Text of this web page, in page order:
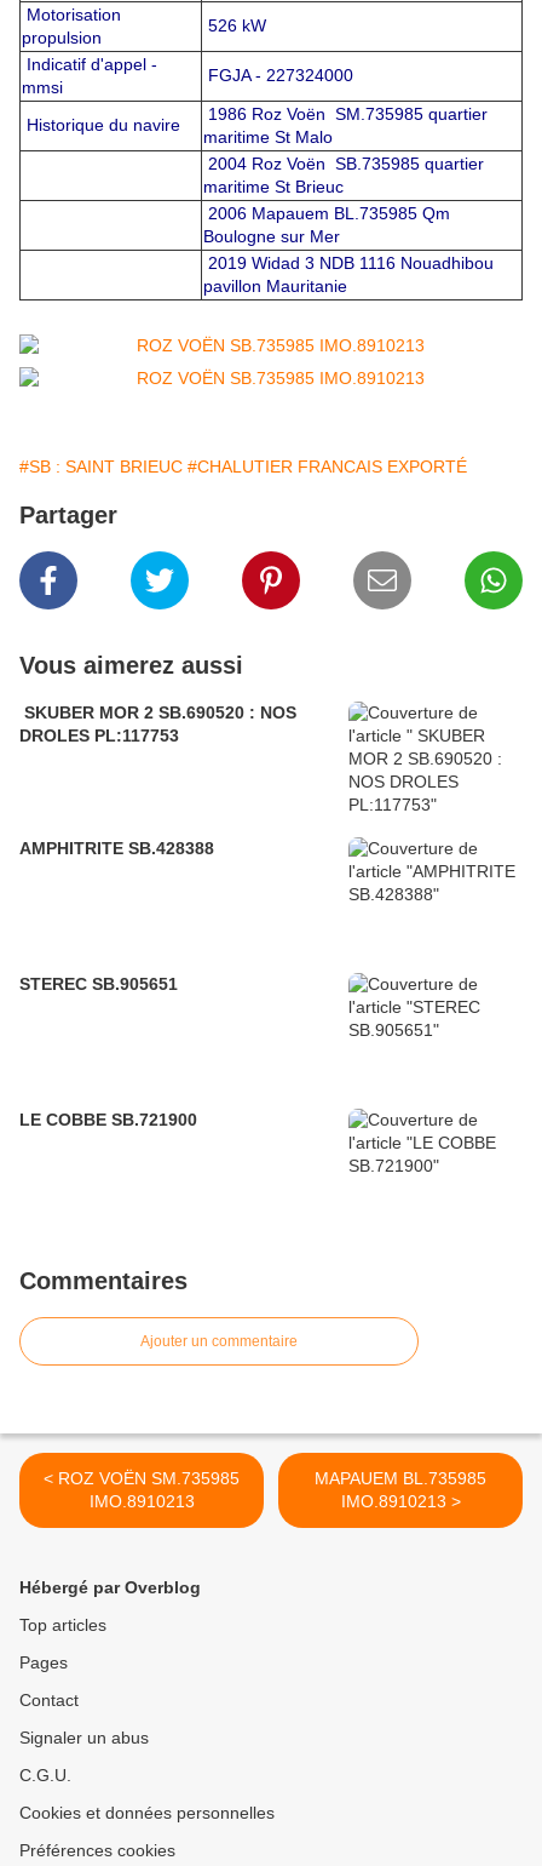
Motorisation
propulsion
526 kW
Indicatif d'appel -
mmsi
FGJA - 227324000
Historique du navire
1986 Roz Voën SM.735985 quartier
maritime St Malo
2004 Roz Voën SB.735985 quartier
maritime St Brieuc
2006 Mapauem BL.735985 Qm
Boulogne sur Mer
2019 Widad 3 NDB 1116 Nouadhibou
pavillon Mauritanie
#SB : SAINT BRIEUC #CHALUTIER FRANCAIS EXPORTÉ
Partager
Vous aimerez aussi
SKUBER MOR 2 SB.690520 : NOS
DROLES PL:117753
AMPHITRITE SB.428388
STEREC SB.905651
LE COBBE SB.721900
Commentaires
Ajouter un commentaire
< ROZ VOËN SM.735985
IMO.8910213
MAPAUEM BL.735985
IMO.8910213 >
Hébergé par Overblog
Top articles
Pages
Contact
Signaler un abus
C.G.U.
Cookies et données personnelles
Préférences cookies